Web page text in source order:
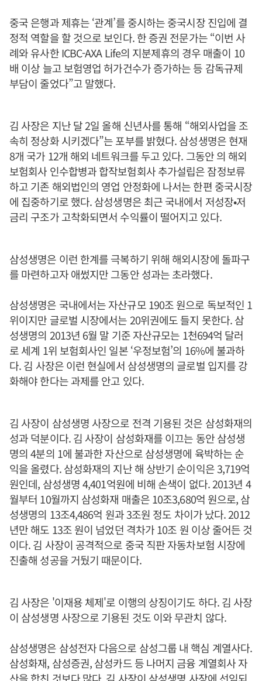
중국 은행과 제휴는 ‘관계’를 중시하는 중국시장 진입에 결
정적 역할을 할 것으로 보인다. 한 증권 전문가는 “이번 사
례와 유사한 ICBC-AXA Life의 지분제휴의 경우 매출이 10
배 이상 늘고 보험영업 허가건수가 증가하는 등 감독규제
부담이 줄었다”고 말했다.
김 사장은 지난 달 2일 올해 신년사를 통해 “해외사업을 조
속히 정상화 시키겠다”는 포부를 밝혔다. 삼성생명은 현재
8개 국가 12개 해외 네트워크를 두고 있다. 그동안 의 해외
보험회사 인수합병과 합작보험회사 추가설립은 잠정보류
하고 기존 해외법인의 영업 안정화에 나서는 한편 중국시장
에 집중하기로 했다. 삼성생명은 최근 국내에서 저성장•저
금리 구조가 고착화되면서 수익률이 떨어지고 있다.
삼성생명은 이런 한계를 극복하기 위해 해외시장에 돌파구
를 마련하고자 애썼지만 그동안 성과는 초라했다.
삼성생명은 국내에서는 자산규모 190조 원으로 독보적인 1
위이지만 글로벌 시장에서는 20위권에도 들지 못한다. 삼
성생명의 2013년 6월 말 기준 자산규모는 1천694억 달러
로 세계 1위 보험회사인 일본 ‘우정보험’의 16%에 불과하
다. 김 사장은 이런 현실에서 삼성생명의 글로벌 입지를 강
화해야 한다는 과제를 안고 있다.
김 사장이 삼성생명 사장으로 전격 기용된 것은 삼성화재의
성과 덕분이다. 김 사장이 삼성화재를 이끄는 동안 삼성생
명의 4분의 1에 불과한 자산으로 삼성생명에 육박하는 순
익을 올렸다. 삼성화재의 지난 해 상반기 순이익은 3,719억
원인데, 삼성생명 4,401억원에 비해 손색이 없다. 2013년 4
월부터 10월까지 삼성화재 매출은 10조3,680억 원으로, 삼
성생명의 13조4,486억 원과 3조원 정도 차이가 났다. 2012
년만 해도 13조 원이 넘었던 격차가 10조 원 이상 줄어든 것
이다. 김 사장이 공격적으로 중국 직판 자동차보험 시장에
진출해 성공을 거뒀기 때문이다.
김 사장은 '이재용 체제'로 이행의 상징이기도 하다. 김 사장
이 삼성생명 사장으로 기용된 것도 이와 무관치 않다.
삼성생명은 삼성전자 다음으로 삼성그룹 내 핵심 계열사다.
삼성화재, 삼성증권, 삼성카드 등 나머지 금융 계열회사 자